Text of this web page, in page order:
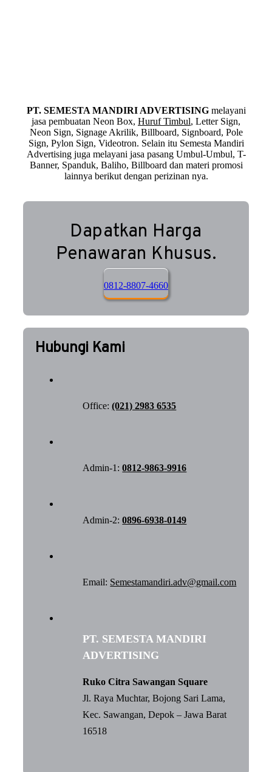
PT. SEMESTA MANDIRI ADVERTISINGmelayani
jasa pembuatan Neon Box, Huruf Timbul, Letter Sign,
Neon Sign, Signage Akrilik, Billboard, Signboard, Pole
Sign, Pylon Sign, Videotron. Selain itu Semesta Mandiri
Advertising juga melayani jasa pasang Umbul-Umbul, T-
Banner, Spanduk, Baliho, Billboard dan materi promosi
lainnya berikut dengan perizinan nya.
Dapatkan Harga
Penawaran Khusus.
0812-8807-4660
Hubungi Kami
Office:(021) 2983 6535
Admin-1:0812-9863-9916
Admin-2:0896-6938-0149
Email: Semestamandiri.adv@gmail.com
PT. SEMESTA MANDIRI
ADVERTISING
Ruko Citra Sawangan Square
Jl. Raya Muchtar, Bojong Sari Lama,
Kec. Sawangan, Depok – Jawa Barat
16518